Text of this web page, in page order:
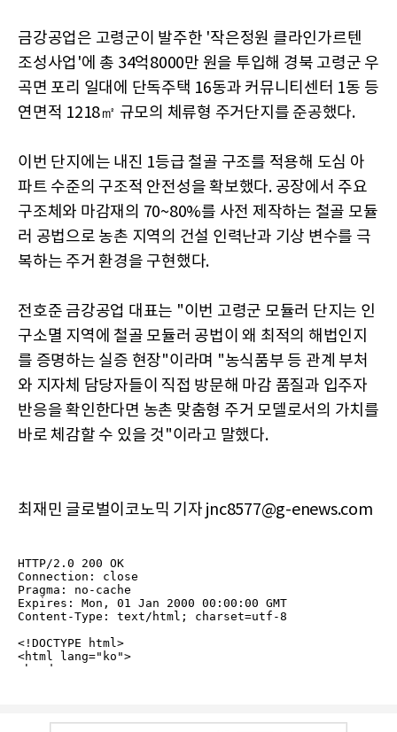
금강공업은 고령군이 발주한 '작은정원 클라인가르텐
조성사업'에 총 34억8000만 원을 투입해 경북 고령군 우
곡면 포리 일대에 단독주택 16동과 커뮤니티센터 1동 등
연면적 1218㎡ 규모의 체류형 주거단지를 준공했다.
이번 단지에는 내진 1등급 철골 구조를 적용해 도심 아
파트 수준의 구조적 안전성을 확보했다. 공장에서 주요
구조체와 마감재의 70~80%를 사전 제작하는 철골 모듈
러 공법으로 농촌 지역의 건설 인력난과 기상 변수를 극
복하는 주거 환경을 구현했다.
전호준 금강공업 대표는 "이번 고령군 모듈러 단지는 인
구소멸 지역에 철골 모듈러 공법이 왜 최적의 해법인지
를 증명하는 실증 현장"이라며 "농식품부 등 관계 부처
와 지자체 담당자들이 직접 방문해 마감 품질과 입주자
반응을 확인한다면 농촌 맞춤형 주거 모델로서의 가치를
바로 체감할 수 있을 것"이라고 말했다.
최재민 글로벌이코노믹 기자 jnc8577@g-enews.com